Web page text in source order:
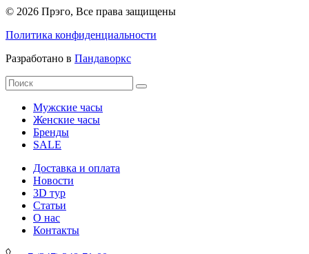
© 2026 Прэго, Все права защищены
Политика конфиденциальности
Разработано в Пандаворкс
Мужские часы
Женские часы
Бренды
SALE
Доставка и оплата
Новости
3D тур
Статьи
О нас
Контакты